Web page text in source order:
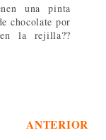
una pinta
chocolate por
la rejilla??
ANTERIOR